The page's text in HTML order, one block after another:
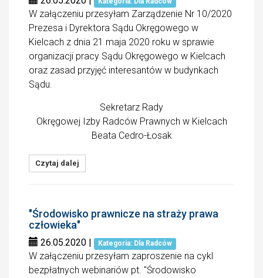
W załączeniu przesyłam Zarządzenie Nr 10/2020
Prezesa i Dyrektora Sądu Okręgowego w
Kielcach z dnia 21 maja 2020 roku w sprawie
organizacji pracy Sądu Okręgowego w Kielcach
oraz zasad przyjęć interesantów w budynkach
Sądu.
Sekretarz Rady
Okręgowej Izby Radców Prawnych w Kielcach
Beata Cedro-Łosak
Czytaj dalej
"Środowisko prawnicze na straży prawa
człowieka"
26.05.2020 | Kategoria: Dla Radców
W załączeniu przesyłam zaproszenie na cykl
bezpłatnych webinariów pt. "Środowisko